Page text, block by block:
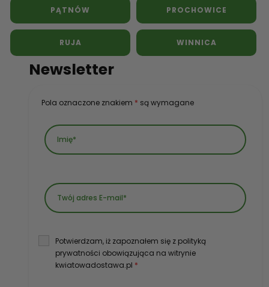
PĄTNÓW PROCHOWICE
RUJA WINNICA
Newsletter
Pola oznaczone znakiem * są wymagane
Potwierdzam, iż zapoznałem się z polityką
prywatności obowiązująca na witrynie
kwiatowadostawa.pl *